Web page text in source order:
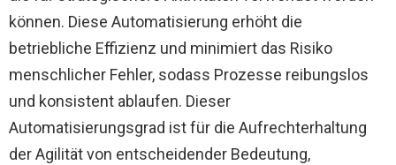
können. Diese Automatisierung erhöht die
betriebliche Effizienz und minimiert das Risiko
menschlicher Fehler, sodass Prozesse reibungslos
und konsistent ablaufen. Dieser
Automatisierungsgrad ist für die Aufrechterhaltung
der Agilität von entscheidender Bedeutung,